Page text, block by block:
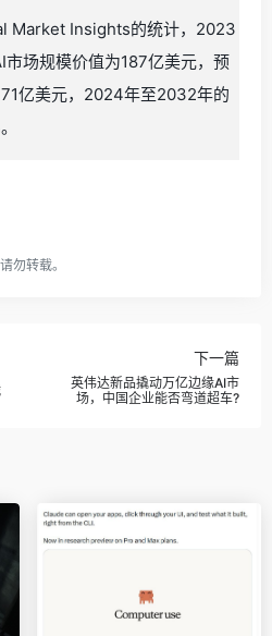
Market Insights的统计，2023
场规模价值为187亿美元，预
亿美元，2024年至2032年的
勿转载。
下一篇
英伟达新品撬动万亿边缘AI市
场，中国企业能否弯道超车?